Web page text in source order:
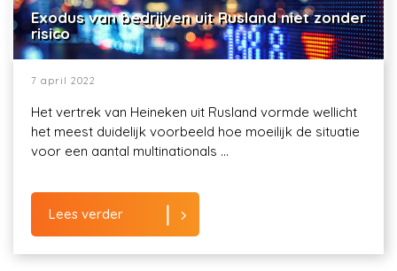
Exodus van bedrijven uit Rusland niet zonder
risico
7 april 2022
Het vertrek van Heineken uit Rusland vormde wellicht
het meest duidelijk voorbeeld hoe moeilijk de situatie
voor een aantal multinationals ...
Lees verder